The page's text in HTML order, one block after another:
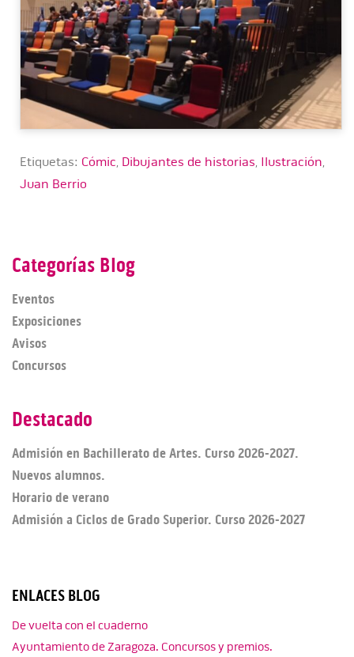
Etiquetas: Cómic, Dibujantes de historias, Ilustración,
Juan Berrio
Categorías Blog
Eventos
Exposiciones
Avisos
Concursos
Destacado
Admisión en Bachillerato de Artes. Curso 2026-2027.
Nuevos alumnos.
Horario de verano
Admisión a Ciclos de Grado Superior. Curso 2026-2027
ENLACES BLOG
De vuelta con el cuaderno
Ayuntamiento de Zaragoza. Concursos y premios.